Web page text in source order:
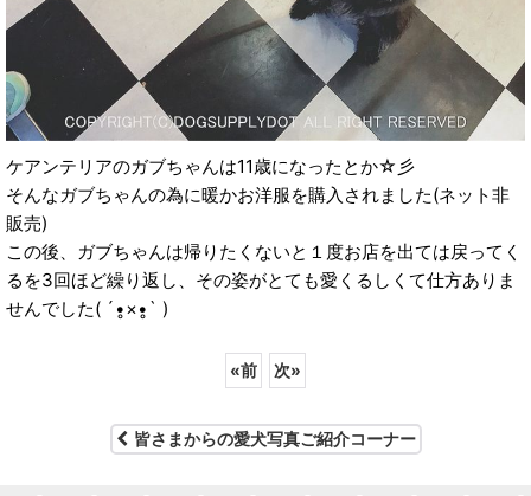
ケアンテリアのガブちゃんは11歳になったとか☆彡
そんなガブちゃんの為に暖かお洋服を購入されました(ネット非
販売)
この後、ガブちゃんは帰りたくないと１度お店を出ては戻ってく
るを3回ほど繰り返し、その姿がとても愛くるしくて仕方ありま
せんでした( ´•̥×•̥` )
«前 次»
皆さまからの愛犬写真ご紹介コーナー